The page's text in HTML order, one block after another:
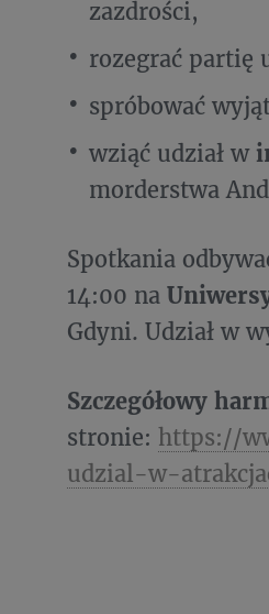
zazdrości,
rozegrać partię
spróbować
wziąć udział w
morderstwa
Spotkania
14:00 na
Gdyni. Udział w
Szczegółowy
stronie: https://
udzial-w-